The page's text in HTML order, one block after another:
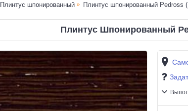
Плинтус шпонированный Плинтус шпонированный Pedross
Плинтус Шпонированный